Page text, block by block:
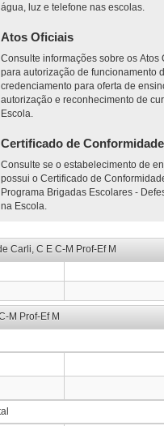
água, luz e telefone nas escolas.
Atos Oficiais
Consulte informações sobre os Atos
para autorização de funcionamento
credenciamento para oferta de
autorização e reconhecimento de
Escola.
Certificado de Conformidade
Consulte se o estabelecimento de
possui o Certificado de
Programa Brigadas Escolares -
na Escola.
Carli, C E C-M Prof-Ef M
M Prof-Ef M